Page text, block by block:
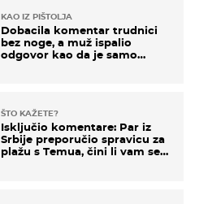
KAO IZ PIŠTOLJA
Dobacila komentar trudnici
bez noge, a muž ispalio
odgovor kao da je samo
ŠTO KAŽETE?
Isključio komentare: Par iz
Srbije preporučio spravicu za
plažu s Temua, čini li vam se